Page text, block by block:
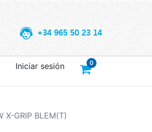
+34 965 50 23 14
0
Iniciar sesión
X-GRIP BLEM(T)